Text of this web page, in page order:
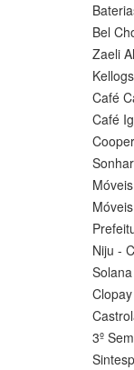
Bel
Zaeli
Café
Café
Niju -
3º